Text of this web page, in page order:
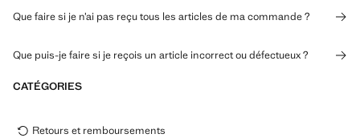
Que faire si je n’ai pas reçu tous les articles de ma commande ?
Que puis-je faire si je reçois un article incorrect ou défectueux ?
CATÉGORIES
Retours et remboursements